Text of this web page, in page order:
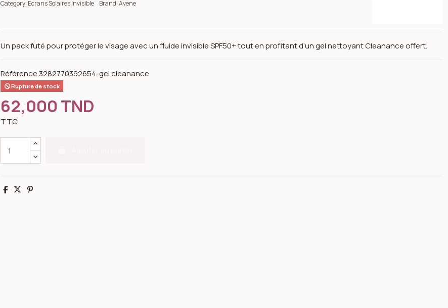
Category: Ecrans Solaires Invisible Brand:Avene
Un pack futé pour protéger le visage avec un fluide invisible SPF50+ tout en profitant d’un gel nettoyant Cleanance offert.
Référence 3282770392654-gel cleanance
Rupture de stock
62,000 TND
TTC
Partager
TweetPinterest